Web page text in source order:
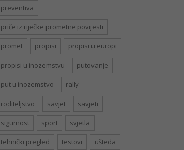
preventiva
priče iz riječke prometne povijesti
promet propisi propisi u europi
propisi u inozemstvu putovanje
put u inozemstvo rally
roditeljstvo savjet savjeti
sigurnost sport svjetla
tehnički pregled testovi ušteda